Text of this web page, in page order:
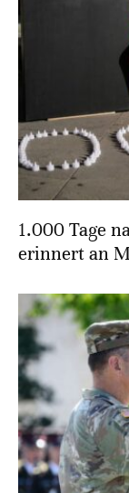
1.000 Tage
erinnert an